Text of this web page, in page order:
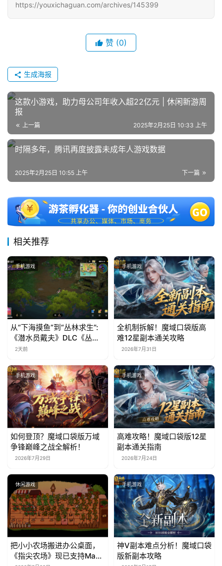
https://youxichaguan.com/archives/145399
赞 (0)
生成海报
这款小游戏，助力母公司年收入超22亿元 | 休闲新游周
报
上一篇 2025年2月25日 10:33 上午
时隔多年，腾讯再度披露未成年人游戏数据
下一篇
2025年2月25日 10:55 上午
相关推荐
手机游戏
从“下海摸鱼”到“丛林求生”:
《潜水员戴夫》DLC《丛
林》移动端定档8月14日
2天前
手机游戏
全机制拆解！魔域口袋版高
难12星副本通关攻略
2026年7月31日
手机游戏
如何登顶？魔域口袋版万域
争锋巅峰之战全解析！
2026年7月29日
手机游戏
高难攻略！魔域口袋版12星
副本通关指南
2026年7月24日
休闲游戏
把小小农场搬进办公桌面，
《指尖农场》现已支持Mac
手机游戏
神V副本难点分析！魔域口袋
版新副本攻略